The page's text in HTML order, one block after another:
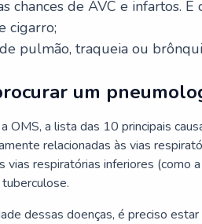
chances de AVC e infartos.
cigarro;
pulmão, traqueia ou
um
OMS, a lista das 10 principais
relacionadas às vias
vias respiratórias inferiores (como
dessas doenças, é preciso